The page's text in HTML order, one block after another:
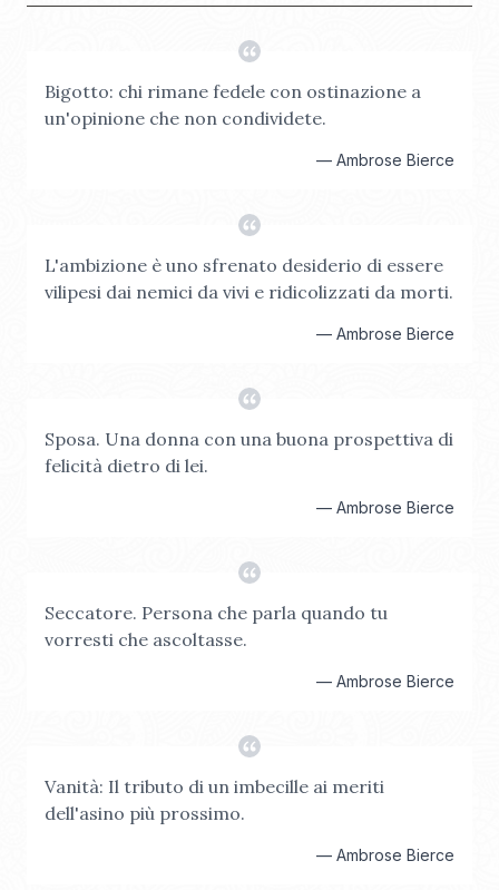
Bigotto: chi rimane fedele con ostinazione a
un'opinione che non condividete.
— Ambrose Bierce
L'ambizione è uno sfrenato desiderio di essere
vilipesi dai nemici da vivi e ridicolizzati da morti.
— Ambrose Bierce
Sposa. Una donna con una buona prospettiva di
felicità dietro di lei.
— Ambrose Bierce
Seccatore. Persona che parla quando tu
vorresti che ascoltasse.
— Ambrose Bierce
Vanità: Il tributo di un imbecille ai meriti
dell'asino più prossimo.
— Ambrose Bierce